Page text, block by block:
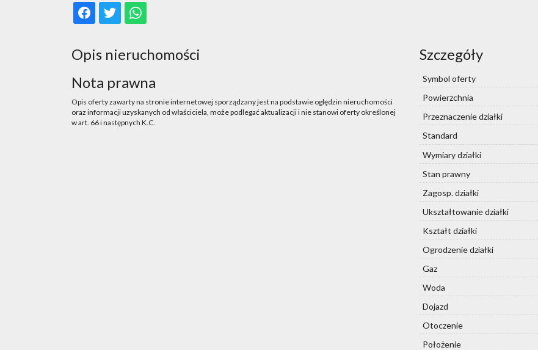
Opis nieruchomości
Nota prawna
Opis oferty zawarty na stronie internetowej sporządzany jest na podstawie oględzin nieruchomości
oraz informacji uzyskanych od właściciela, może podlegać aktualizacji i nie stanowi oferty określonej
w art. 66 i następnych K.C.
Szczegóły
Symbol oferty
Powierzchnia
Przeznaczenie działki
Standard
Wymiary działki
Stan prawny
Zagosp. działki
Ukształtowanie działki
Kształt działki
Ogrodzenie działki
Gaz
Woda
Dojazd
Otoczenie
Położenie